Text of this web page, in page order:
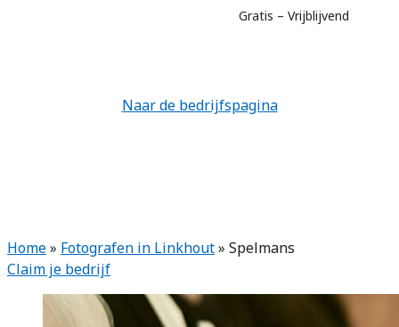
Gratis – Vrijblijvend
Naar de bedrijfspagina
Home» Fotografen in Linkhout» Spelmans
Claim je bedrijf